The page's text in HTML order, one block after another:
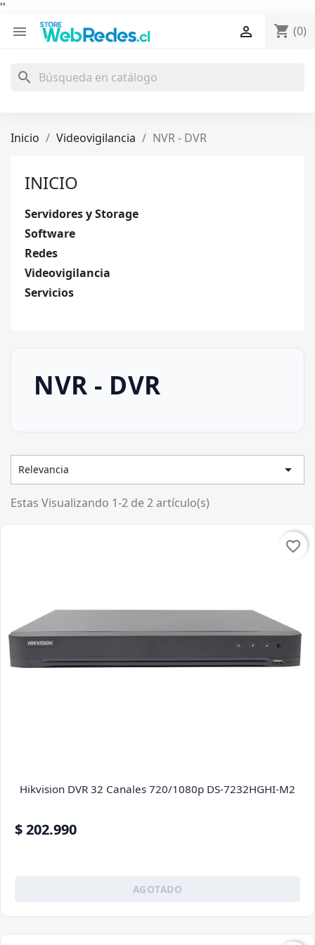
''
 shopping_cart (0)

search
Inicio Videovigilancia NVR - DVR
INICIO
Servidores y Storage
Software
Redes
Videovigilancia
Servicios
NVR - DVR
Relevancia 
Estas Visualizando 1-2 de 2 artículo(s)
favorite_border
Hikvision DVR 32 Canales 720/1080p DS-7232HGHI-M2
$ 202.990
AGOTADO